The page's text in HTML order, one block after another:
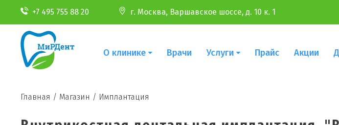
+7 495 755 88 20 г. Москва, Варшавское шоссе, д. 10 к. 1
О клинике Врачи Услуги Прайс Акции
Главная / Магазин / Имплантация